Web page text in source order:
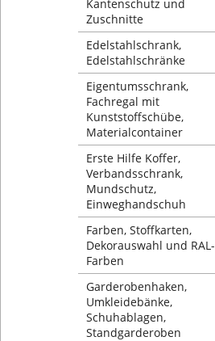
Kantenschutz und
Zuschnitte
Edelstahlschrank,
Edelstahlschränke
Eigentumsschrank,
Fachregal mit
Kunststoffschübe,
Materialcontainer
Erste Hilfe Koffer,
Verbandsschrank,
Mundschutz,
Einweghandschuh
Farben, Stoffkarten,
Dekorauswahl und RAL-
Farben
Garderobenhaken,
Umkleidebänke,
Schuhablagen,
Standgarderoben